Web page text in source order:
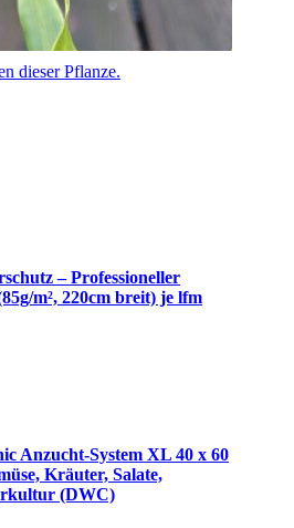
dieser Pflanze.
– Professioneller
m², 220cm breit) je lfm
Anzucht-System XL 40 x 60
Kräuter, Salate,
(DWC)